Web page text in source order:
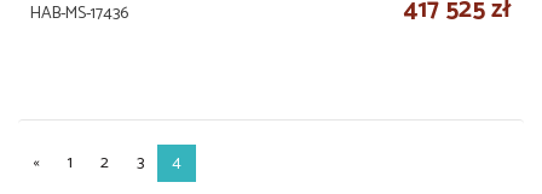
HAB-MS-17436 417 525 zł
« 1 2 3 4